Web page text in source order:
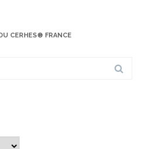
CERHES® FRANCE